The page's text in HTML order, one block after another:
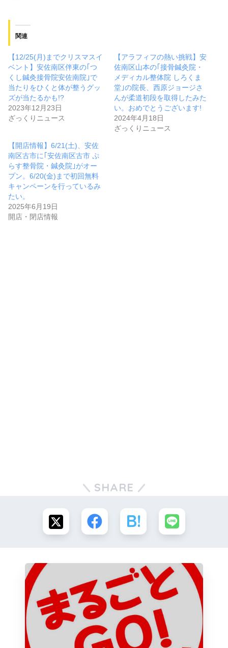
関連
【12/25(月)までクリスマスイ
ベント】安佐南区伴東の｢つ
くし鍼灸接骨院安佐南院｣で
当たりをひくと体が整うグッ
ズが当たるかも!?
2023年12月23日
ざっくりニュース
【アラフィフの熱い挑戦】安
佐南区山本の｢接骨鍼灸院・
メディカル整体院 しろくま
堂｣の院長、西原ジョージさ
んが柔道初段を取得したみた
い。おめでとうございます!
2024年4月18日
ざっくりニュース
【開店情報】6/21(土)、安佐
南区古市に｢安佐南区古市 ぷ
らす整骨院・鍼灸院｣がオー
プン。6/20(金)まで初回無料
キャンペーンを行っているみ
たい。
2025年6月19日
開店・閉店情報
SHARE